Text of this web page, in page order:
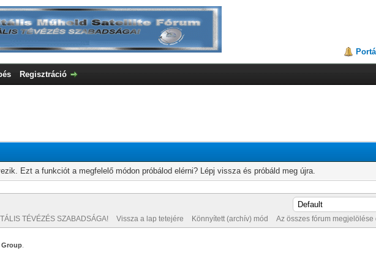
Portál
Regisztráció
Ezt a funkciót a megfelelő módon próbálod elérni? Lépj vissza és próbáld meg újra.
TÉVÉZÉS SZABADSÁGA! Vissza a lap tetejére Könnyített (archív) mód Az összes fórum megjelölése
Group.